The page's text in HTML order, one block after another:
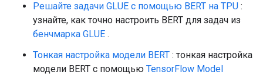
Решайте задачи GLUE с помощью BERT на TPU :
узнайте, как точно настроить BERT для задач из
бенчмарка GLUE .
Тонкая настройка модели BERT : тонкая настройка
модели BERT с помощью TensorFlow Model